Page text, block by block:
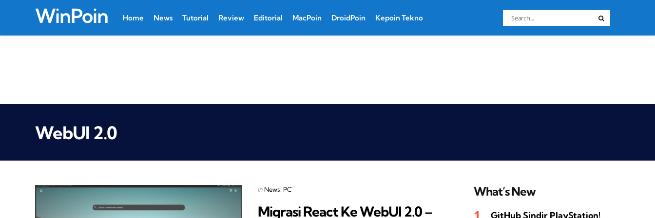
WinPoin Home News Tutorial Review Editorial MacPoin DroidPoin Kepoin Tekno
Search
for:
WebUI 2.0
Categories
Posted
in News PC
Migrasi React Ke WebUI 2.0 –
What’s New
GitHub Sindir PlayStation!